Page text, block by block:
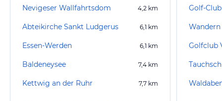
Nevigeser Wallfahrtsdom 4,2 km
Abteikirche Sankt Ludgerus 6,1 km
Essen-Werden 6,1 km
Baldeneysee 7,4 km
Kettwig an der Ruhr 7,7 km
Golf-Club